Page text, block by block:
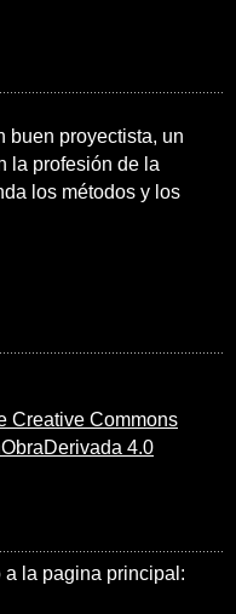
buen proyectista, un
la profesión de la
los métodos y los
Creative Commons
4.0
la pagina principal: